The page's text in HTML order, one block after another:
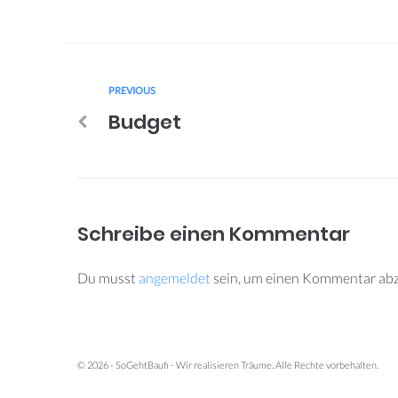
PREVIOUS
Budget
Schreibe einen Kommentar
Du musst angemeldet sein, um einen Kommentar
© 2026 - SoGehtBaufi - Wir realisieren Träume. Alle Rechte vorbehalten.